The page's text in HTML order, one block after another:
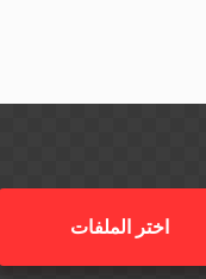
اختر الملفات